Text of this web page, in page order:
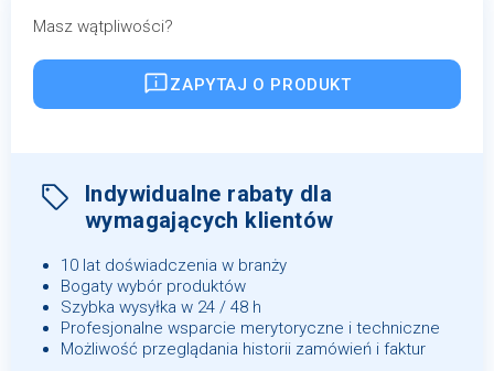
Masz wątpliwości?
ZAPYTAJ O PRODUKT
Indywidualne rabaty dla
wymagających klientów
10 lat doświadczenia w branży
Bogaty wybór produktów
Szybka wysyłka w 24 / 48 h
Profesjonalne wsparcie merytoryczne i techniczne
Możliwość przeglądania historii zamówień i faktur